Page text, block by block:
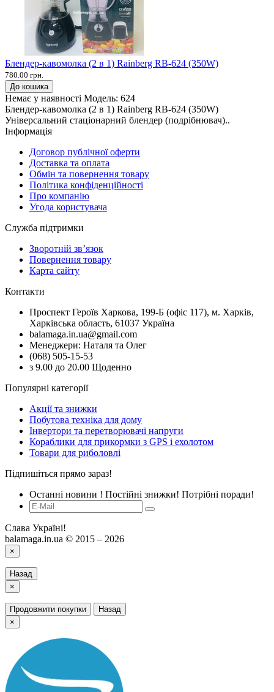
Блендер-кавомолка (2 в 1) Rainberg RB-624 (350W)
780.00 грн.
До кошика
Немає у наявності Модель: 624
Блендер-кавомолка (2 в 1) Rainberg RB-624 (350W)
Універсальний стаціонарний блендер (подрібнювач)..
Інформація
Договор публічної оферти
Доставка та оплата
Обмін та повернення товару
Політика конфіденційності
Про компанію
Угода користувача
Служба підтримки
Зворотній зв’язок
Повернення товару
Карта сайту
Контакти
Проспект Героїв Харкова, 199-Б (офіс 117), м. Харків,
Харківська область, 61037 Україна
balamaga.in.ua@gmail.com
Менеджери: Наталя та Олег
(068) 505-15-53
з 9.00 до 20.00 Щоденно
Популярні категорії
Акції та знижки
Побутова техніка для дому
Інвертори та перетворювачі напруги
Кораблики для прикормки з GPS і ехолотом
Товари для риболовлі
Підпишіться прямо зараз!
Останні новини ! Постійні знижки! Потрібні поради!
Слава Україні!
balamaga.in.ua © 2015 – 2026
×
Назад
×
Продовжити покупки
Назад
×